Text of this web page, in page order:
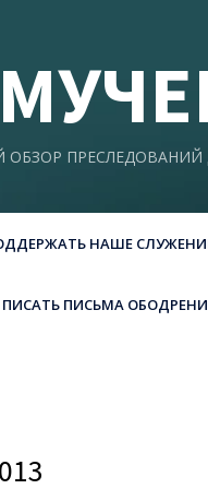
ПРЕСЛЕДОВАНИЙ
НАШЕ
ПИСАТЬ ПИСЬМА